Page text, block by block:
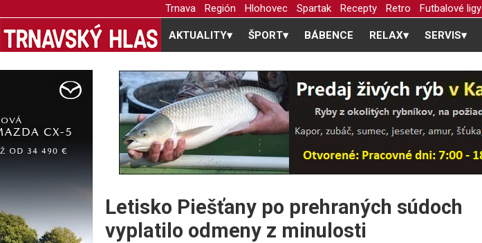
Trnava Región Hlohovec Spartak Recepty Retro Futbalové ligy
AKTUALITY▾ ŠPORT▾ BÁBENCE RELAX▾ SERVIS▾
Letisko Piešťany po prehraných súdoch
vyplatilo odmeny z minulosti